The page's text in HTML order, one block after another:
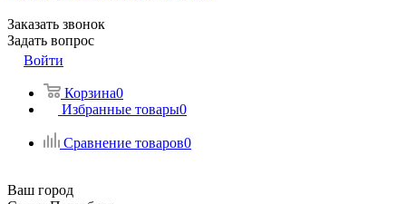
Заказать звонок
Задать вопрос
Войти
Корзина0
Избранные товары0
Сравнение товаров0
Ваш город